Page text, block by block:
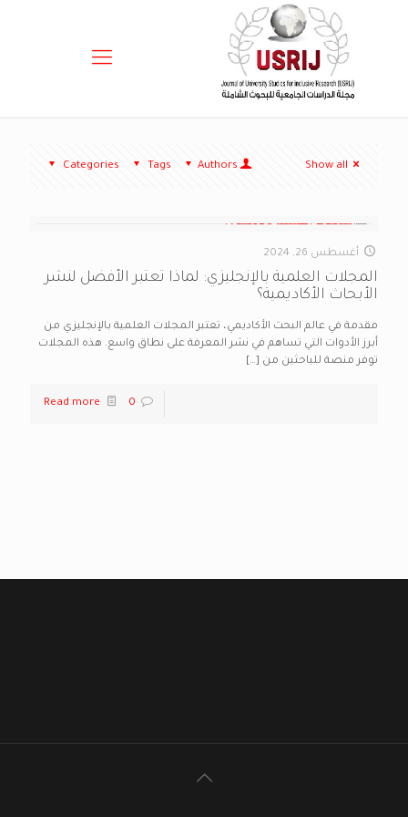
Categories Tags Authors Show all
أغسطس 26, 2024
المجلات العلمية بالإنجليزي: لماذا تعتبر الأفضل لنشر
الأبحاث الأكاديمية؟
مقدمة في عالم البحث الأكاديمي، تعتبر المجلات العلمية بالإنجليزي من
أبرز الأدوات التي تساهم في نشر المعرفة على نطاق واسع. هذه المجلات
توفر منصة للباحثين من […]
0
Read more